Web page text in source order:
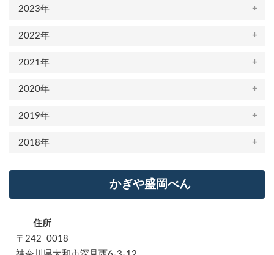
2023年
2022年
2021年
2020年
2019年
2018年
かぎや盛岡べん
住所
〒242ｰ0018